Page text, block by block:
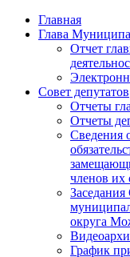
Главная
Глава
Отчет
Совет депутатов
Отчеты
Отчеты
Сведения
членов их
Заседания
округа
График